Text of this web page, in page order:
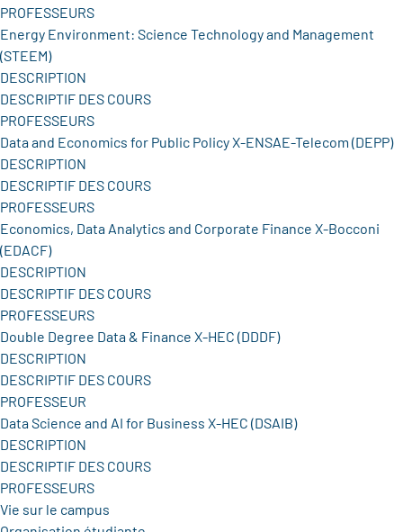
PROFESSEURS
Energy Environment: Science Technology and Management
(STEEM)
DESCRIPTION
DESCRIPTIF DES COURS
PROFESSEURS
Data and Economics for Public Policy X-ENSAE-Telecom (DEPP)
DESCRIPTION
DESCRIPTIF DES COURS
PROFESSEURS
Economics, Data Analytics and Corporate Finance X-Bocconi
(EDACF)
DESCRIPTION
DESCRIPTIF DES COURS
PROFESSEURS
Double Degree Data & Finance X-HEC (DDDF)
DESCRIPTION
DESCRIPTIF DES COURS
PROFESSEUR
Data Science and AI for Business X-HEC (DSAIB)
DESCRIPTION
DESCRIPTIF DES COURS
PROFESSEURS
Vie sur le campus